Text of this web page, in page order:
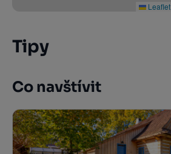
Leaflet
Tipy
Co navštívit